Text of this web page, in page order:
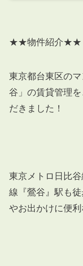
★★物件紹介★★
東京都台東区の
谷」の賃貸管理
だきました！
東京メトロ日比
線『鶯谷』駅も
やお出かけに便利